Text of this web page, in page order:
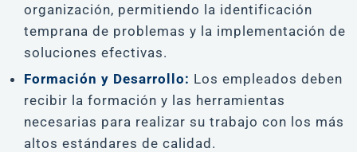
organización, permitiendo la identificación
temprana de problemas y la implementación de
soluciones efectivas.
Formación y Desarrollo: Los empleados deben
recibir la formación y las herramientas
necesarias para realizar su trabajo con los más
altos estándares de calidad.